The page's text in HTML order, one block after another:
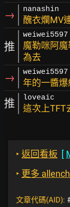
→ nanashin
醜衣爛MV
推
weiwei5597
魔勒咪阿
為去
→ weiwei5597
年的一醬爆
推 loveaic
這次上TFT
‣ 返回看板 [
‣ 更多
文章代碼(AID):